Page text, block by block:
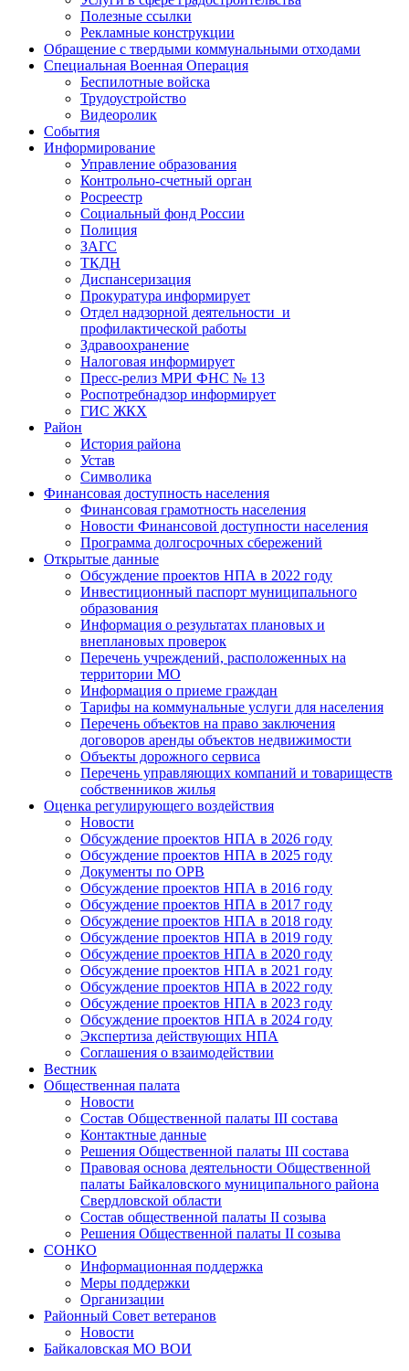
Полезные ссылки
Рекламные конструкции
Обращение с твердыми коммунальными отходами
Специальная Военная Операция
Беспилотные войска
Трудоустройство
Видеоролик
События
Информирование
Управление образования
Контрольно-счетный орган
Росреестр
Социальный фонд России
Полиция
ЗАГС
ТКДН
Диспансеризация
Прокуратура информирует
Отдел надзорной деятельности и
профилактической работы
Здравоохранение
Налоговая информирует
Пресс-релиз МРИ ФНС № 13
Роспотребнадзор информирует
ГИС ЖКХ
Район
История района
Устав
Символика
Финансовая доступность населения
Финансовая грамотность населения
Новости Финансовой доступности населения
Программа долгосрочных сбережений
Открытые данные
Обсуждение проектов НПА в 2022 году
Инвестиционный паспорт муниципального
образования
Информация о результатах плановых и
внеплановых проверок
Перечень учреждений, расположенных на
территории МО
Информация о приеме граждан
Тарифы на коммунальные услуги для населения
Перечень объектов на право заключения
договоров аренды объектов недвижимости
Объекты дорожного сервиса
Перечень управляющих компаний и товариществ
собственников жилья
Оценка регулирующего воздействия
Новости
Обсуждение проектов НПА в 2026 году
Обсуждение проектов НПА в 2025 году
Документы по ОРВ
Обсуждение проектов НПА в 2016 году
Обсуждение проектов НПА в 2017 году
Обсуждение проектов НПА в 2018 году
Обсуждение проектов НПА в 2019 году
Обсуждение проектов НПА в 2020 году
Обсуждение проектов НПА в 2021 году
Обсуждение проектов НПА в 2022 году
Обсуждение проектов НПА в 2023 году
Обсуждение проектов НПА в 2024 году
Экспертиза действующих НПА
Соглашения о взаимодействии
Вестник
Общественная палата
Новости
Состав Общественной палаты III состава
Контактные данные
Решения Общественной палаты III состава
Правовая основа деятельности Общественной
палаты Байкаловского муниципального района
Свердловской области
Состав общественной палаты II созыва
Решения Общественной палаты II созыва
СОНКО
Информационная поддержка
Меры поддержки
Организации
Районный Совет ветеранов
Новости
Байкаловская МО ВОИ